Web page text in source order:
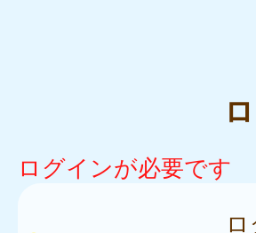
ログインが必要です